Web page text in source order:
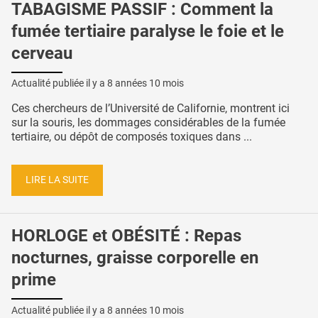
TABAGISME PASSIF : Comment la
fumée tertiaire paralyse le foie et le
cerveau
Actualité publiée il y a 8 années 10 mois
Ces chercheurs de l’Université de Californie, montrent ici
sur la souris, les dommages considérables de la fumée
tertiaire, ou dépôt de composés toxiques dans ...
LIRE LA SUITE
HORLOGE et OBÉSITÉ : Repas
nocturnes, graisse corporelle en
prime
Actualité publiée il y a 8 années 10 mois